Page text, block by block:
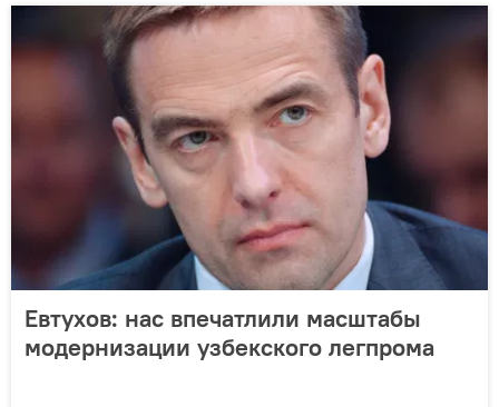
Евтухов: нас впечатлили масштабы
модернизации узбекского легпрома